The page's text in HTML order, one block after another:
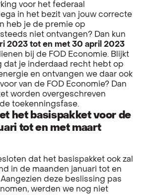
voor het federaal
in het bezit van jouw correcte
heb je de premie op
niet ontvangen? Dan kun
2023 tot en met 30 april 2023
bij de FOD Economie. Blijkt
dat je inderdaad recht hebt op
en ontvangen we daar ook
van de FOD Economie? Dan
worden overgeschreven
toekenningsfase.
het basispakket voor de
tot en met maart
dat het basispakket ook zal
in de maanden januari tot en
deze beslissing pas
werden we nog niet